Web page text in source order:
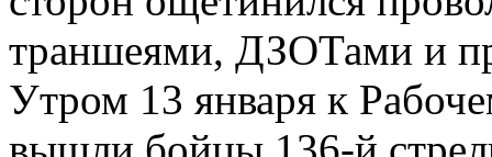
траншеями, ДЗОТами и
Утром 13 января к